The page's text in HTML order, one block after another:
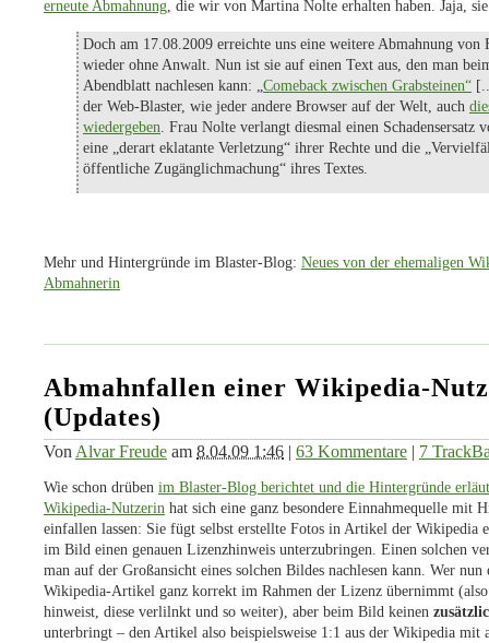
erneute Abmahnung, die wir von Martina Nolte erhalten haben. Jaja,
Doch am 17.08.2009 erreichte uns eine weitere Abmahnung von
wieder ohne Anwalt. Nun ist sie auf einen Text aus, den man
Abendblatt nachlesen kann: „Comeback zwischen Grabsteinen“
der Web-Blaster, wie jeder andere Browser auf der Welt, auch
wiedergeben. Frau Nolte verlangt diesmal einen Schadensersatz
eine „derart eklatante Verletzung“ ihrer Rechte und die
öffentliche Zugänglichmachung“ ihres Textes.
Mehr und Hintergründe im Blaster-Blog: Neues von der ehemaligen
Abmahnerin
Abmahnfallen einer Wikipedia-
(Updates)
Von Alvar Freude am 8.04.09 1:46 | 63 Kommentare | 7
Wie schon drüben im Blaster-Blog berichtet und die Hintergründe
Wikipedia-Nutzerin hat sich eine ganz besondere Einnahmequelle mit
einfallen lassen: Sie fügt selbst erstellte Fotos in Artikel der Wikipedia
im Bild einen genauen Lizenzhinweis unterzubringen. Einen solchen
man auf der Großansicht eines solchen Bildes nachlesen kann. Wer nun
Wikipedia-Artikel ganz korrekt im Rahmen der Lizenz übernimmt
hinweist, diese verlilnkt und so weiter), aber beim Bild keinen
unterbringt – den Artikel also beispielsweise 1:1 aus der Wikipedia mit